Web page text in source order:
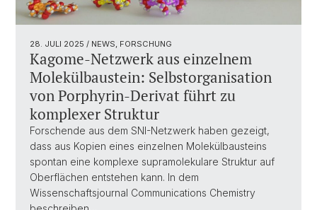
28. JULI 2025 / NEWS, FORSCHUNG
Kagome-Netzwerk aus einzelnem
Molekülbaustein: Selbstorganisation
von Porphyrin-Derivat führt zu
komplexer Struktur
Forschende aus dem SNI-Netzwerk haben gezeigt,
dass aus Kopien eines einzelnen Molekülbausteins
spontan eine komplexe supramolekulare Struktur auf
Oberflächen entstehen kann. In dem
Wissenschaftsjournal Communications Chemistry